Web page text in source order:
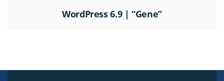
WordPress 6.9 | “Gene”